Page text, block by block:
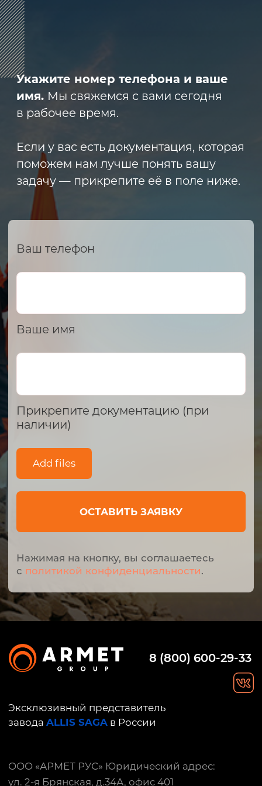
ООО «АРМЕТ РУС» Юридический адрес:
ул. 2-я Брянская, д.34А, офис 401
ИНН 2466160772 КПП 246601001 ОГРН
2023 © ARMET GROUP
Политика конфиденциальности
Эксклюзивный представитель
завода